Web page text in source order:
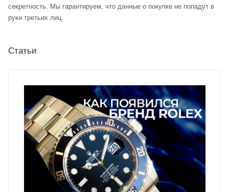
секретность. Мы гарантируем, что данные о покупке не попадут в
руки третьих лиц.
Статьи